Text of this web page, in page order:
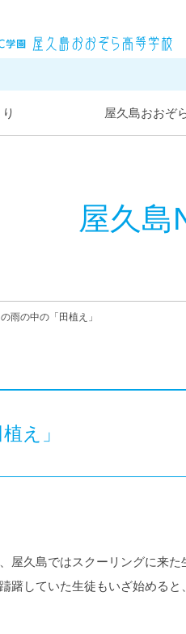
屋久島おおぞ
屋久島
雨の中の「田植え」
え」
屋久島ではスクーリングに来
躇していた生徒もいざ始める